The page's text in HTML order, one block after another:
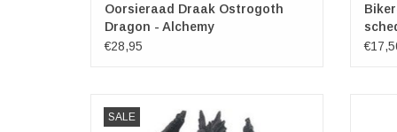
Oorsieraad Draak Ostrogoth
Dragon - Alchemy
€28,95
SALE
bewaakt